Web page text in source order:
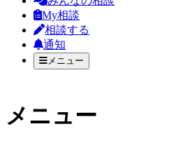
My相談
相談する
通知
メニュー
メニュー